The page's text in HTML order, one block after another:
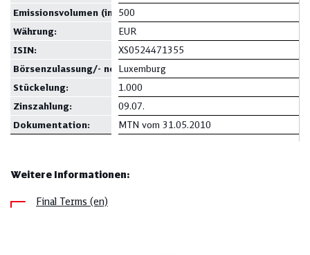
500
EUR
XS0524471355
Luxemburg
1.000
09.07.
MTN vom 31.05.2010
Emissionsvolumen (in Mio.):
Währung:
ISIN:
Börsenzulassung/- notierung:
Stückelung:
Zinszahlung:
Dokumentation:
Weitere Informationen:
Final Terms (en)